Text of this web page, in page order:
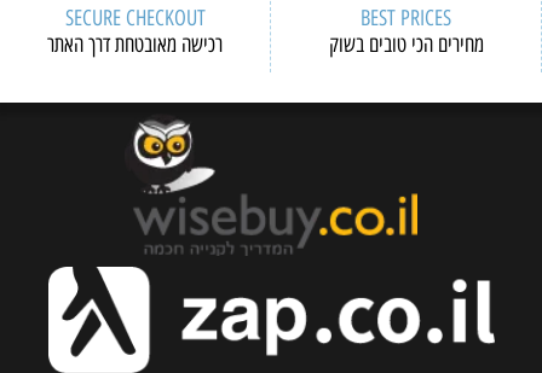
BEST PRICES
מחירים הכי טובים בשוק
SECURE CHECKOUT
רכישה מאובטחת דרך האתר